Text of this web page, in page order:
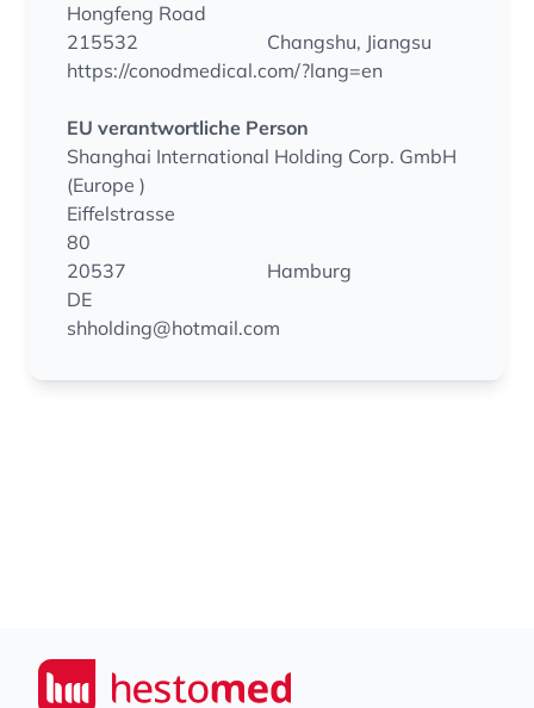
Hongfeng Road
215532
Changshu, Jiangsu
https://conodmedical.com/?lang=en
EU verantwortliche Person
Shanghai International Holding Corp. GmbH
(Europe )
Eiffelstrasse
80
20537
Hamburg
DE
shholding@hotmail.com
Seiwert GmbH